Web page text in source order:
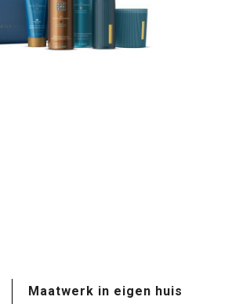
Maatwerk in eigen huis